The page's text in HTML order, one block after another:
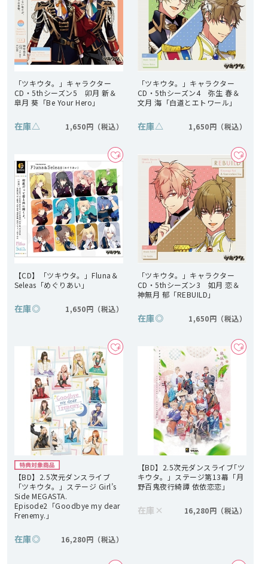
「ツキウタ。」キャラクター
CD・5thシーズン5 卯月 新＆
皐月 葵「Be Your Hero」
在庫△ 1,650円
「ツキウタ。」キャラクター
CD・5thシーズン4 弥生 春＆
文月 海「白道とエトワール」
在庫△ 1,650円
【CD】「ツキウタ。」Fluna＆
Seleas「めぐりあい」
在庫◎ 1,650円
「ツキウタ。」キャラクター
CD・5thシーズン3 如月 恋＆
神無月 郁「REBUILD」
在庫◎ 1,650円
【BD】2.5次元ダンスライブ
「ツキウタ。」ステージ Girl’s
Side MEGASTA.
Episode2「Goodbye my dear
Frenemy.」
在庫◎ 16,280円
【BD】2.5次元ダンスライブ｢ツ
キウタ。」ステージ第13幕「月
野百鬼夜行綺譚 依依恋恋」
在庫 × 16,280円